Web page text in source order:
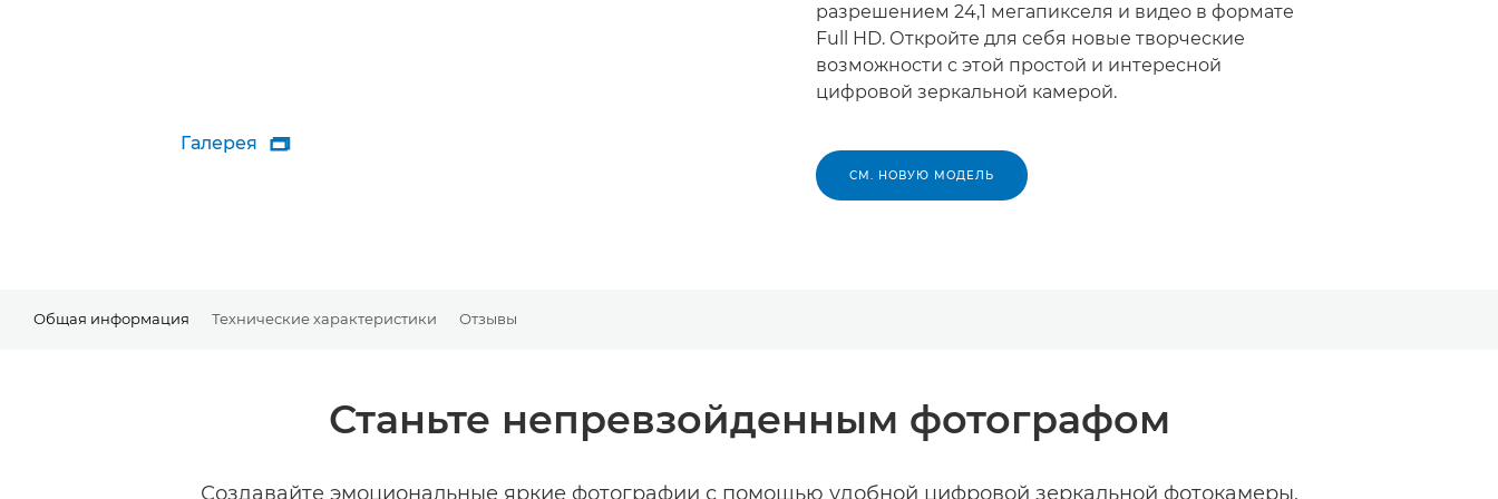
Галерея 
разрешением 24,1 мегапикселя и видео в формате
Full HD. Откройте для себя новые творческие
возможности с этой простой и интересной
цифровой зеркальной камерой.
СМ. НОВУЮ МОДЕЛЬ
Общая информация Технические характеристики Отзывы
Станьте непревзойденным фотографом
Создавайте эмоциональные яркие фотографии с помощью удобной цифровой зеркальной фотокамеры,